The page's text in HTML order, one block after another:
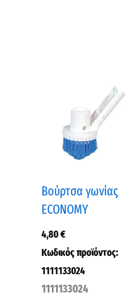
Βούρτσα γωνίας
ECONOMY
4,80€
Κωδικός προϊόντος:
1111133024
1111133024